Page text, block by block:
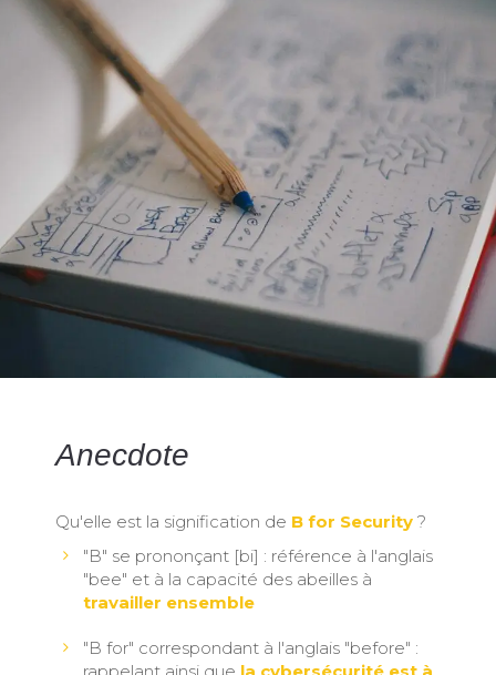
Anecdote
Qu'elle est la signification de B for Security ?
"B" se prononçant [bi] : référence à l'anglais
"bee" et à la capacité des abeilles à
travailler ensemble
"B for" correspondant à l'anglais "before" :